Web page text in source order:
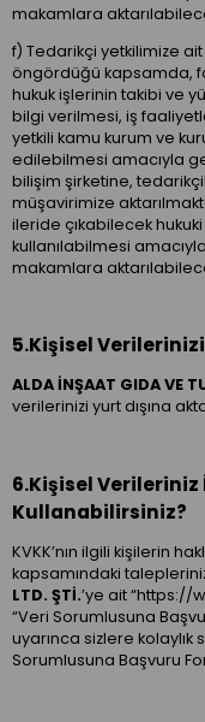
makamlara
f) Tedarikçi yetkilimize
öngördüğü kapsamda,
hukuk işlerinin takibi ve
bilgi verilmesi, iş
yetkili kamu kurum ve
edilebilmesi amacıyla
bilişim şirketine,
müşavirimize
ileride çıkabilecek
kullanılabilmesi
makamlara
5.Kişisel Verilerinizi
ALDA İNŞAAT GIDA VE
verilerinizi yurt dışına
6.Kişisel Verileriniz
Kullanabilirsiniz?
KVKK’nın ilgili kişilerin
kapsamındaki
LTD. ŞTİ.’ye ait “https://
“Veri Sorumlusuna
uyarınca sizlere kolaylık
Sorumlusuna Başvuru